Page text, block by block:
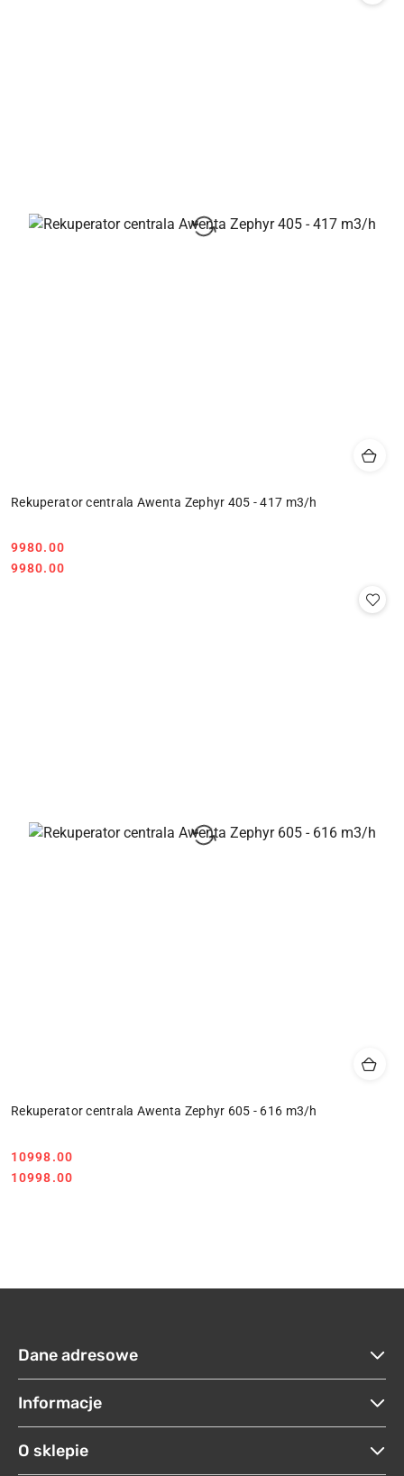
Rekuperator centrala Awenta Zephyr 405 - 417 m3/h
Cena:
9980.00
Cena:
9980.00
Rekuperator centrala Awenta Zephyr 605 - 616 m3/h
Cena:
10998.00
Cena:
10998.00
Dane adresowe
Informacje
O sklepie